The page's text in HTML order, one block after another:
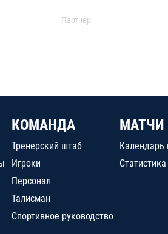
Партнер
КОМАНДА
Тренерский штаб
Игроки
Персонал
Талисман
Спортивное руководство
МАТЧИ
Календарь
Статистика